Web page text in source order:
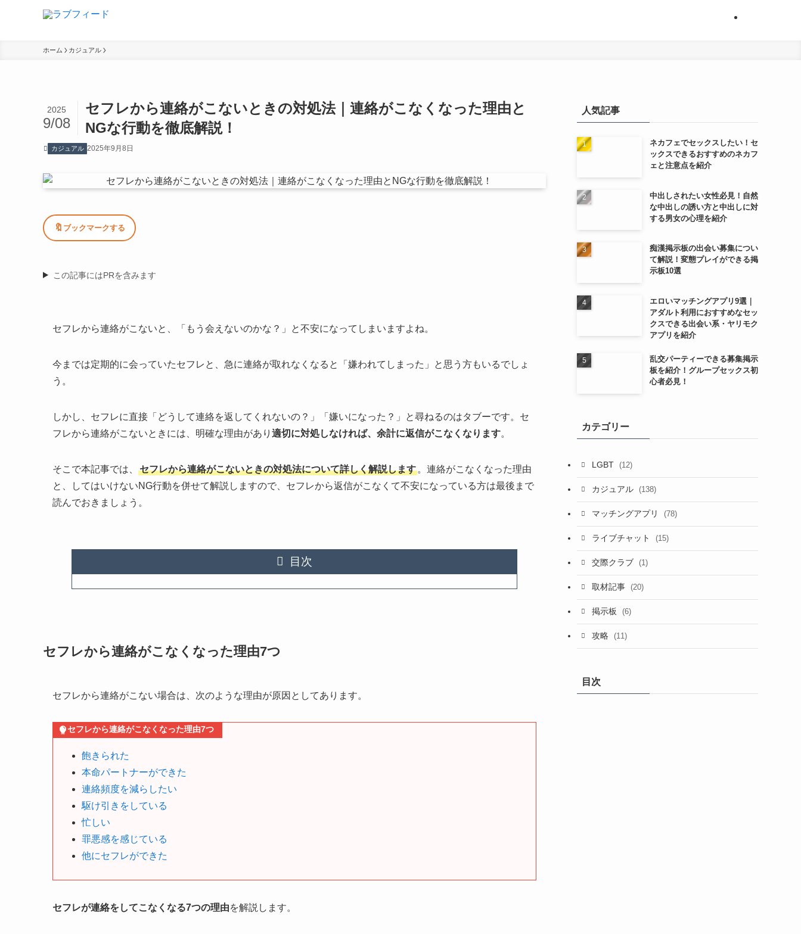
ホーム カジュアル
セフレから連絡がこないときの対処法｜連絡がこなくなった理由と
NGな行動を徹底解説！
2025
9/08
カジュアル 2025年9月8日
🔖 ブックマークする
この記事にはPRを含みます
セフレから連絡がこないと、「もう会えないのかな？」と不安になってしまいますよね。
今までは定期的に会っていたセフレと、急に連絡が取れなくなると「嫌われてしまった」と思う方もいるでしょ
う。
しかし、セフレに直接「どうして連絡を返してくれないの？」「嫌いになった？」と尋ねるのはタブーです。セ
フレから連絡がこないときには、明確な理由があり 適切に対処しなければ、余計に返信がこなくなります。
そこで本記事では、 セフレから連絡がこないときの対処法について詳しく解説します 。連絡がこなくなった理由
と、してはいけないNG行動を併せて解説しますので、セフレから返信がこなくて不安になっている方は最後まで
読んでおきましょう。
目次
セフレから連絡がこなくなった理由7つ
セフレから連絡がこない場合は、次のような理由が原因としてあります。
セフレから連絡がこなくなった理由7つ
飽きられた
本命パートナーができた
連絡頻度を減らしたい
駆け引きをしている
忙しい
罪悪感を感じている
他にセフレができた
セフレが連絡をしてこなくなる7つの理由を解説します。
人気記事
ネカフェでセックスしたい！セ
ックスできるおすすめのネカフ
ェと注意点を紹介
中出しされたい女性必見！自然
な中出しの誘い方と中出しに対
する男女の心理を紹介
痴漢掲示板の出会い募集につい
て解説！変態プレイができる掲
示板10選
エロいマッチングアプリ9選｜
アダルト利用におすすめなセッ
クスできる出会い系・ヤリモク
アプリを紹介
乱交パーティーできる募集掲示
板を紹介！グループセックス初
心者必見！
カテゴリー
LGBT (12)
カジュアル (138)
マッチングアプリ (78)
ライブチャット (15)
交際クラブ (1)
取材記事 (20)
掲示板 (6)
攻略 (11)
目次